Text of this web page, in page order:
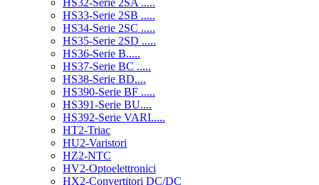
HS32-Serie 2SA .....
HS33-Serie 2SB .....
HS34-Serie 2SC .....
HS35-Serie 2SD .....
HS36-Serie B.....
HS37-Serie BC .....
HS38-Serie BD....
HS390-Serie BF .....
HS391-Serie BU....
HS392-Serie VARI.....
HT2-Triac
HU2-Varistori
HZ2-NTC
HV2-Optoelettronici
HX2-Convertitori DC/DC